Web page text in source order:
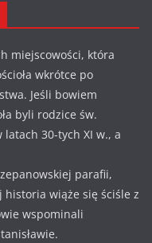
miejscowości, która
wkrótce po
Jeśli bowiem
byli rodzice św.
latach 30-tych XI w., a
parafii,
wiąże się ściśle z
wspominali